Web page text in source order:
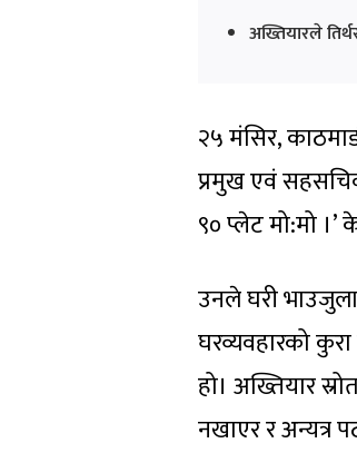
अख्तियारले
२५ मंसिर,
प्रमुख एवं
९० प्लेट मो:मो
उनले घरी
घरव्यवहारको
हो। अख्तियार
नखाएर र अन्यत्र